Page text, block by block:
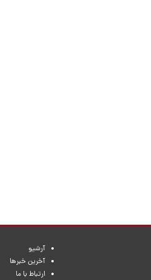
آرشیو
آخرین خبرها
ارتباط با ما